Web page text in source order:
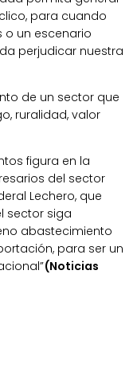
para cuando
un escenario
perjudicar nuestra
de un sector que
ruralidad, valor
figura en la
del sector
Lechero, que
sector siga
abastecimiento
para ser un
(Noticias